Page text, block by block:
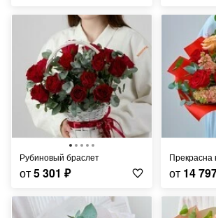
Рубиновый браслет
от5 301 ₽ от 14